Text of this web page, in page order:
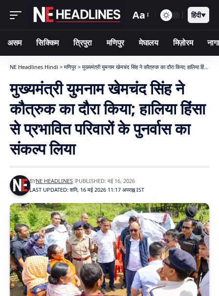
Aa हिंदी▼
असम सिक्किम त्रिपुरा मणिपुर मेघालय मिज़ोरम
NE Headlines Hindi > मणिपुर > मुख्यमंत्री युमनाम खेमचंद सिंह ने कौत्रुक का दौरा किया; हालिया हिंसा से प्रभावित परिवारों के पुनर्वास का संकल्प लिया
मुख्यमंत्री युमनाम खेमचंद सिंह ने
कौत्रुक का दौरा किया; हालिया हिंसा
से प्रभावित परिवारों के पुनर्वास का
संकल्प लिया
LAST UPDATED: शनि, 16 मई 2026 11:17 अपराह्न IST
BYNE HEADLINES PUBLISHED: मई 16, 2026